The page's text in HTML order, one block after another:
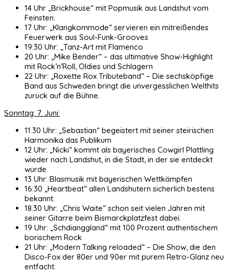
14 Uhr „Brickhouse“ mit Popmusik aus Landshut vom
Feinsten.
17 Uhr: „Klangkommode“ servieren ein mitreißendes
Feuerwerk aus Soul-Funk-Grooves
19:30 Uhr: „Tanz-Art mit Flamenco
20 Uhr: „Mike Bender“ – das ultimative Show-Highlight
mit Rock’n’Roll, Oldies und Schlagern
22 Uhr: „Roxette Rox Tributeband“ – Die sechsköpfige
Band aus Schweden bringt die unvergesslichen Welthits
zurück auf die Bühne.
Sonntag: 7. Juni:
11.30 Uhr: „Sebastian“ begeistert mit seiner steirischen
Harmonika das Publikum
12 Uhr: „Nicki“ kommt als bayerisches Cowgirl Plattling
wieder nach Landshut, in die Stadt, in der sie entdeckt
wurde.
13 Uhr: Blasmusik mit bayerischen Wettkämpfen
16:30 „Heartbeat“ allen Landshutern sicherlich bestens
bekannt.
18.30 Uhr: „Chris Waite“ schon seit vielen Jahren mit
seiner Gitarre beim Bismarckplatzfest dabei.
19 Uhr: „Schdianggland“ mit 100 Prozent authentischem
borischem Rock
21 Uhr: „Modern Talking reloaded“ – Die Show, die den
Disco-Fox der 80er und 90er mit purem Retro-Glanz neu
entfacht.